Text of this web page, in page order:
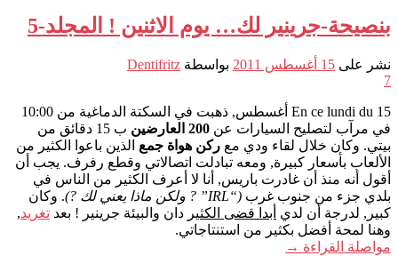
بنصيحة-جرينير لك… يوم الاثنين ! المجلد-5
نشر على 15 أغسطس 2011 بواسطة Dentifritz
7
En ce lundi du 15 أغسطس, ذهبت في السكتة الدماغية من 10:00
في مرآب لتصليح السيارات عن 200 العارضين
ب 15 دقائق من
بيتي. وكان خلال لقاء ودي مع ركن هواة جمع الذين باعوا الكثير من
الألعاب بأسعار كبيرة, ومعه تبادلت اتصالاتي وقطع رفرف. يجب أن
أقول أنه منذ أن غادرت باريس, أنا لا أعرف الكثير من الناس في
بلدي جزء من جنوب غرب (“IRL” ? ولكن ماذا يعني لك ?)
. وكان
كبير, لدرجة أن لدي أبدا قضى الكثير دان والبيئة جرينير ! بعد تغريد,
وهنا لمحة أفضل بكثير من استنتاجاتي.
مواصلة القراءة →